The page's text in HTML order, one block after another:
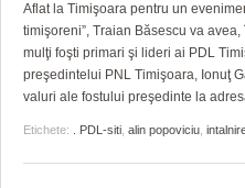
Aflat la Timişoara pentru un
timişoreni”, Traian Băsescu va
mulţi foşti primari şi lideri ai PDL
preşedintelui PNL Timişoara, Ionuţ
valuri ale fostului preşedinte la
Etichete: . PDL-siti alin popoviciu